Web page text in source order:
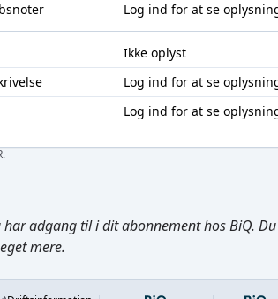
Log ind for at se
Ikke oplyst
Log ind for at se
Log ind for at se
adgang til i dit abonnement hos BiQ.
mere.